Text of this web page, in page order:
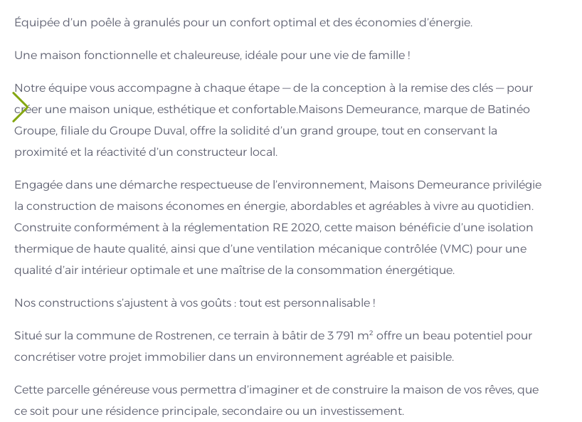
Équipée d’un poêle à granulés pour un confort optimal et des économies d’énergie.
Une maison fonctionnelle et chaleureuse, idéale pour une vie de famille !
Notre équipe vous accompagne à chaque étape — de la conception à la remise des clés — pour
créer une maison unique, esthétique et confortable.Maisons Demeurance, marque de Batinéo
Groupe, filiale du Groupe Duval, offre la solidité d’un grand groupe, tout en conservant la
proximité et la réactivité d’un constructeur local.
Engagée dans une démarche respectueuse de l’environnement, Maisons Demeurance privilégie
la construction de maisons économes en énergie, abordables et agréables à vivre au quotidien.
Construite conformément à la réglementation RE 2020, cette maison bénéficie d’une isolation
thermique de haute qualité, ainsi que d’une ventilation mécanique contrôlée (VMC) pour une
qualité d’air intérieur optimale et une maîtrise de la consommation énergétique.
Nos constructions s’ajustent à vos goûts : tout est personnalisable !
Situé sur la commune de Rostrenen, ce terrain à bâtir de 3 791 m² offre un beau potentiel pour
concrétiser votre projet immobilier dans un environnement agréable et paisible.
Cette parcelle généreuse vous permettra d’imaginer et de construire la maison de vos rêves, que
ce soit pour une résidence principale, secondaire ou un investissement.